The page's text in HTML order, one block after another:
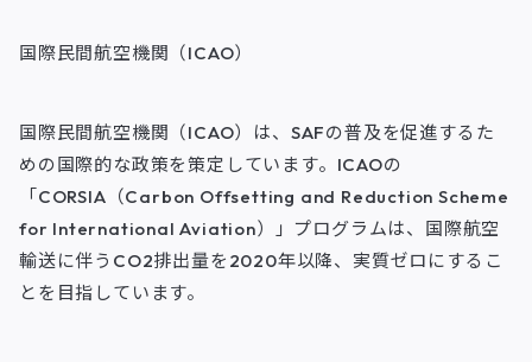
国際民間航空機関（ICAO）
国際民間航空機関（ICAO）は、SAFの普及を促進するた
めの国際的な政策を策定しています。ICAOの
「CORSIA（Carbon Offsetting and Reduction Scheme
for International Aviation）」プログラムは、国際航空
輸送に伴うCO2排出量を2020年以降、実質ゼロにするこ
とを目指しています。